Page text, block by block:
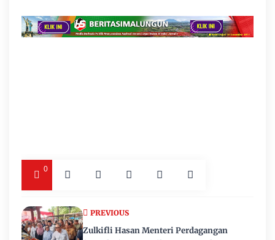
0
PREVIOUS
Zulkifli Hasan Menteri Perdagangan